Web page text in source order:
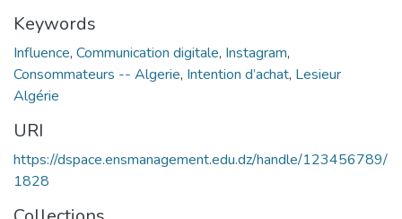
Keywords
Influence, Communication digitale, Instagram,
Consommateurs -- Algerie, Intention d’achat, Lesieur
Algérie
URI
https://dspace.ensmanagement.edu.dz/handle/123456789/
1828